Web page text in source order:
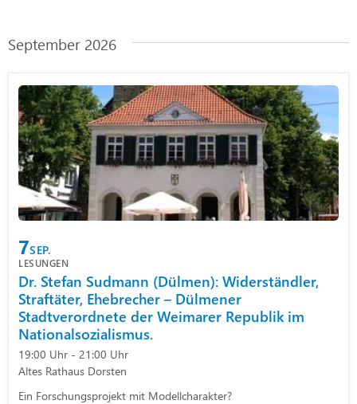
September 2026
7SEP.
LESUNGEN
Dr. Stefan Sudmann (Dülmen): Widerständler,
Straftäter, Ehebrecher – Dülmener
Stadtverordnete der Weimarer Republik im
Nationalsozialismus.
19:00 Uhr - 21:00 Uhr
Altes Rathaus Dorsten
Ein Forschungsprojekt mit Modellcharakter?